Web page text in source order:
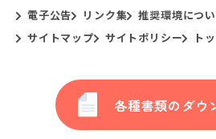
電子公告 リンク集 推奨環境につ
サイトマップ
サイトポリシー ト
各種書類のダウ